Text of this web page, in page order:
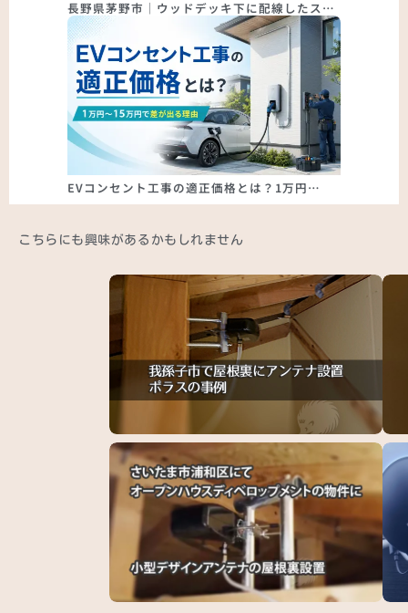
長野県茅野市｜ウッドデッキ下に配線したス…
EVコンセント工事の適正価格とは？1万円…
こちらにも興味があるかもしれません
我孫子市でテレビアンテナの屋根裏設置（ポラ
ス…
柏